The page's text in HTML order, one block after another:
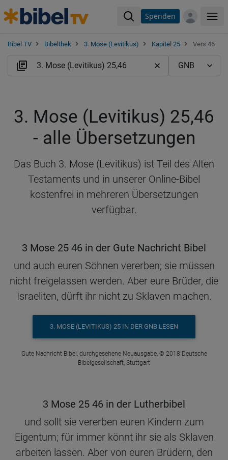
Spenden
Bibel TV Bibelthek 3. Mose (Levitikus) Kapitel 25 Vers 46
3. Mose (Levitikus) 25,46
- alle Übersetzungen
Das Buch 3. Mose (Levitikus) ist Teil des Alten
Testaments und in unserer Online-Bibel
kostenfrei in mehreren Übersetzungen
verfügbar.
3 Mose 25 46 in der Gute Nachricht Bibel
und auch euren Söhnen vererben; sie müssen
nicht freigelassen werden. Aber eure Brüder, die
Israeliten, dürft ihr nicht zu Sklaven machen.
3. MOSE (LEVITIKUS) 25 IN DER GNB LESEN
Gute Nachricht Bibel, durchgesehene Neuausgabe, © 2018 Deutsche
Bibelgesellschaft, Stuttgart
3 Mose 25 46 in der Lutherbibel
und sollt sie vererben euren Kindern zum
Eigentum; für immer könnt ihr sie als Sklaven
arbeiten lassen. Aber von euren Brüdern, den